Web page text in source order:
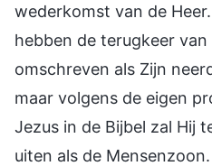
wederkomst van de
hebben de terugkeer van
omschreven als Zijn
maar volgens de eigen
Jezus in de Bijbel zal Hij
uiten als de